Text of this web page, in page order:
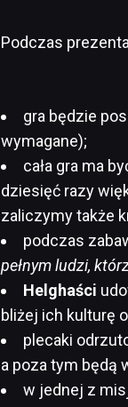
Podczas
gra będzie
wymagane);
cała gra ma
dziesięć razy
zaliczymy także
podczas
pełnym ludzi,
Helghaści
bliżej ich kulturę
plecaki
a poza tym będą
w jednej z